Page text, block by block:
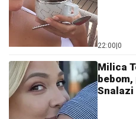
22:00 0
Milica
Snalazi